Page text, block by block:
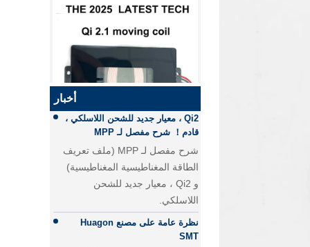
QI2.1 15W QI 2.1 نقل الشاحن
اللاسلكي المتحرك لفائف الشاحن
اللاسلكي القابل للإزالة
أخبار
لماذا QI2 أفضل من QI؟
الفرق بين الشحن السريع PD
والشحن السريع QC
الفرق بين الشحن السريع PD
والشحن السريع QC
Qi2 ، معيار جديد للشحن اللاسلكي ،
قادم！ شرح مفصل لـ MPP
شرح مفصل لـ MPP (ملف تعريف
الطاقة المغناطيسية المغناطيسية)
و Qi2 ، معيار جديد للشحن
اللاسلكي.
SMT